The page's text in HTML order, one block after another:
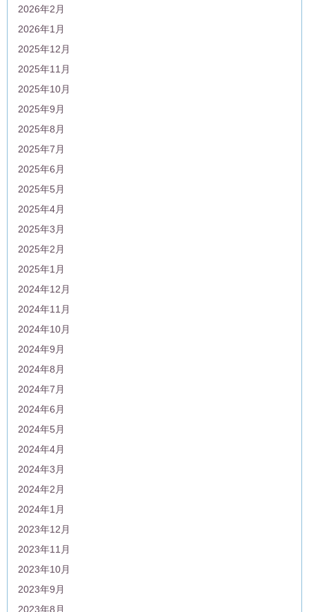
2026年2月
2026年1月
2025年12月
2025年11月
2025年10月
2025年9月
2025年8月
2025年7月
2025年6月
2025年5月
2025年4月
2025年3月
2025年2月
2025年1月
2024年12月
2024年11月
2024年10月
2024年9月
2024年8月
2024年7月
2024年6月
2024年5月
2024年4月
2024年3月
2024年2月
2024年1月
2023年12月
2023年11月
2023年10月
2023年9月
2023年8月